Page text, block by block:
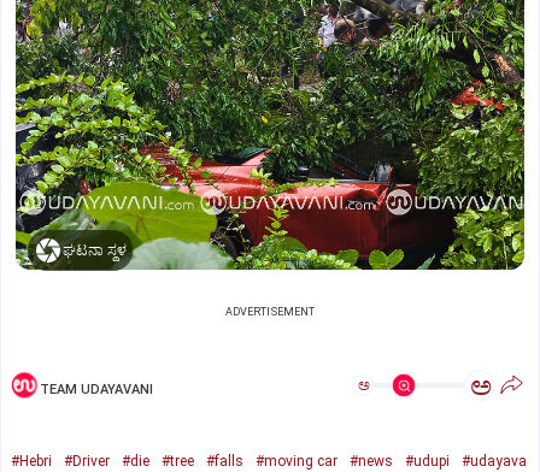
ಘಟನಾ ಸ್ಥಳ
ADVERTISEMENT
TEAM UDAYAVANI ಅ ಅ
#Hebri #Driver #die #tree #falls #moving car #news #udupi
#udayava